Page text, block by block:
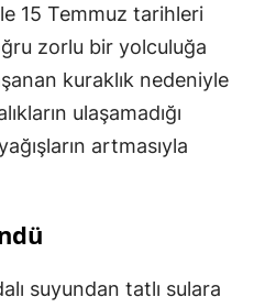
15 Temmuz tarihleri
zorlu bir yolculuğa
kuraklık nedeniyle
ulaşamadığı
artmasıyla
suyundan tatlı sulara